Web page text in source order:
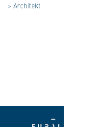
> Architekt